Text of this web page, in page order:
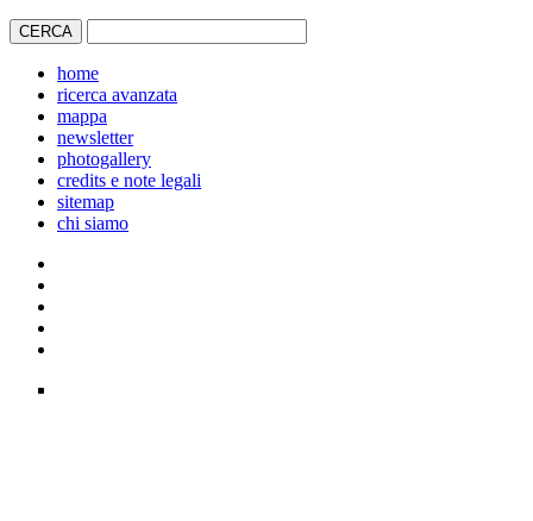
home
ricerca avanzata
mappa
newsletter
photogallery
credits e note legali
sitemap
chi siamo